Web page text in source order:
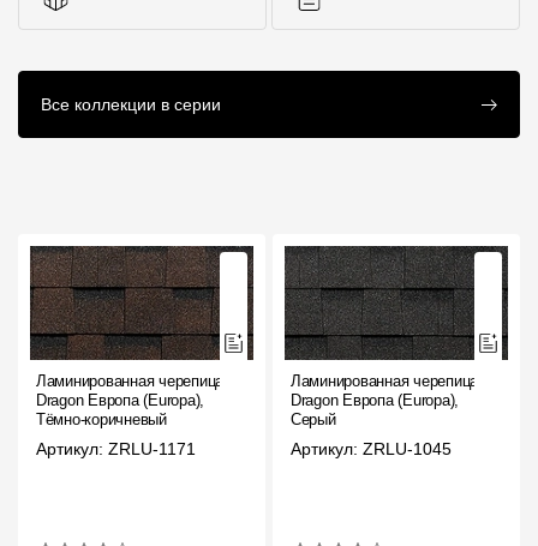
Комплектующие к
Все коллекции в серии
Ламинированная черепица
Dragon Европа (Europa),
Тёмно-коричневый
Артикул: ZRLU-1171
Ламинированная черепица
Dragon Европа (Europa),
Серый
Артикул: ZRLU-1045